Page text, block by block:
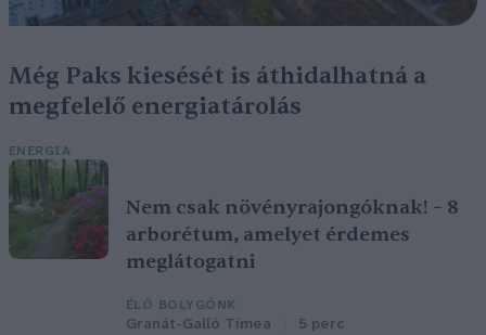
Még Paks kiesését is áthidalhatná a
megfelelő energiatárolás
ENERGIA
Nem csak növényrajongóknak! – 8
arborétum, amelyet érdemes
meglátogatni
ÉLŐ BOLYGÓNK
Granát-Galló Tímea 5 perc